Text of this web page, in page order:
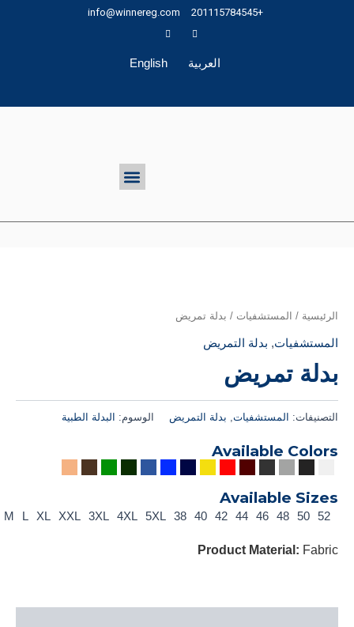
info@winnereg.com
العربية English
Menu
الرئيسية/المستشفيات/ بدلة تمريض
المستشفيات,بدلة التمريض
بدلة تمريض
التصنيفات:المستشفيات,بدلة التمريض الوسوم:البدلة الطبية
Available Colors
Available Sizes
S M L XL XXL 3XL 4XL 5XL 38 40 42 44 46 48 50 52
Product Material:Fabric